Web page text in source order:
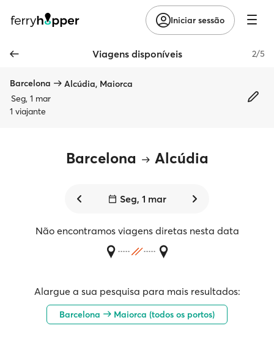
Iniciar sessão
Viagens disponíveis 2/5
Barcelona
Alcúdia, Maiorca
Seg, 1 mar
1 viajante
Barcelona Alcúdia
Seg, 1 mar
Não encontramos viagens diretas nesta data
Alargue a sua pesquisa para mais resultados:
Barcelona Maiorca (todos os portos)